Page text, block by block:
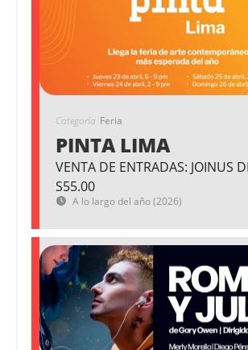
Categoría Feria
PINTA LIMA
VENTA DE ENTRADAS: JOINUS
S55.00
A lo largo del año (2026)